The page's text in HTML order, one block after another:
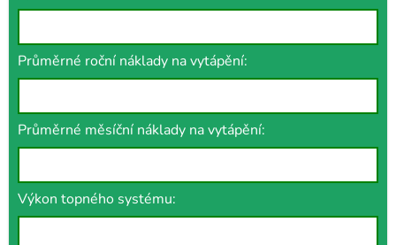
Průměrné roční náklady na vytápění:
Průměrné měsíční náklady na vytápění:
Výkon topného systému: